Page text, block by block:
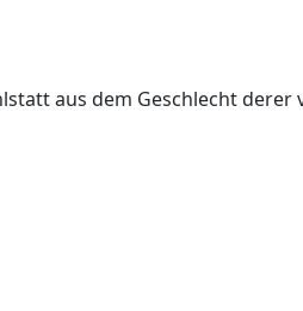
aus dem Geschlecht